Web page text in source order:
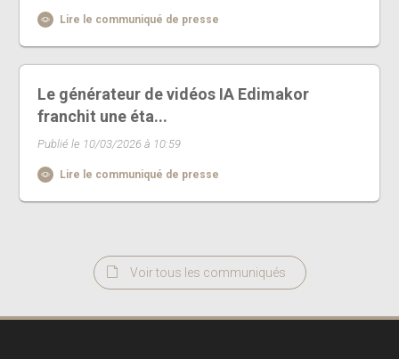
Lire le communiqué de presse
Le générateur de vidéos IA Edimakor
franchit une éta...
Publié le 10/03/2026 à 10:59
Lire le communiqué de presse
Voir tous les communiqués